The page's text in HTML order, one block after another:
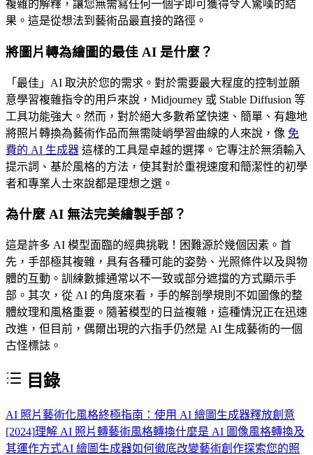
複雜的解釋，讓您無需寫任何一個字即可獲得令人驚嘆的結
果。這是從想法到藝術品最直接的路徑。
將圖片轉為繪圖的最佳 AI 是什麼？
「最佳」AI 取決於您的需求。對於需要最大程度的控制並願
意學習複雜指令的用戶來說，Midjourney 或 Stable Diffusion 等
工具功能強大。然而，對於絕大多數希望快速、簡單、有趣地
將照片轉換為藝術作品而無需陡峭學習曲線的人來說，像 免
費的 AI 生成器 這樣的工具是卓越的選擇。它專注於無須輸入
提示詞、基於風格的方法，使其對於重視速度和簡潔性的初學
者和專業人士來說都是理想之選。
為什麼 AI 無法完美繪製手部？
這是許多 AI 模型面臨的經典挑戰！困難源於幾個因素。首
先，手部極其複雜，具有各種可能的姿勢、光照條件以及與物
體的互動。訓練數據通常以不一致或部分遮擋的方式顯示手
部。其次，從 AI 的角度來看，手的解剖學規則不如圖像的整
體紋理和風格重要。隨著模型的日益複雜，這種情況正在迅速
改進，但目前，偶爾出現的六指手仍然是 AI 生成藝術的一個
古怪標誌。
目錄
AI 照片藝術化風格終極指南：使用 AI 繪圖生成器釋放創意
[2024]理解 AI 照片轉藝術風格轉換什麼是 AI 圖像風格轉換及
其運作方式AI 繪圖生成器如何徹底改變藝術創作探索您的照